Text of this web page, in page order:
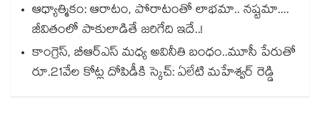
ఆధ్యాత్మికం: ఆరాటం, పోరాటంతో లాభమా.. నష్టమా....
జీవితంలో పాకులాడితే జరిగేది ఇదే..!
కాంగ్రెస్, బీఆర్ఎస్ మధ్య అవినీతి బంధం..మూసీ పేరుతో
రూ.21వేల కోట్ల దోపిడీకి స్కెచ్: ఏలేటి మహేశ్వర్ రెడ్డి